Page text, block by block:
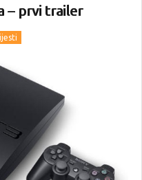
– prvi trailer